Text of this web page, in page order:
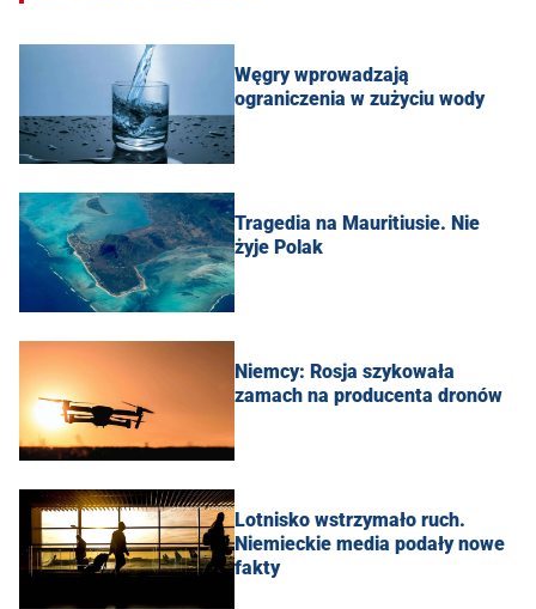
Węgry wprowadzają
ograniczenia w zużyciu wody
Tragedia na Mauritiusie. Nie
żyje Polak
Niemcy: Rosja szykowała
zamach na producenta dronów
Lotnisko wstrzymało ruch.
Niemieckie media podały nowe
fakty